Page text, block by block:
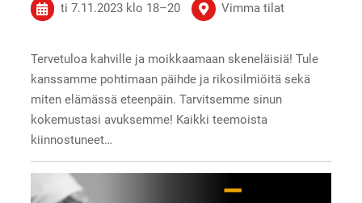
ti 7.11.2023 klo 18–20 Vimma tilat
Tervetuloa kahville ja moikkaamaan skeneläisiä! Tule
kanssamme pohtimaan päihde ja rikosilmiöitä sekä
miten elämässä eteenpäin. Tarvitsemme sinun
kokemustasi avuksemme! Kaikki teemoista
kiinnostuneet…